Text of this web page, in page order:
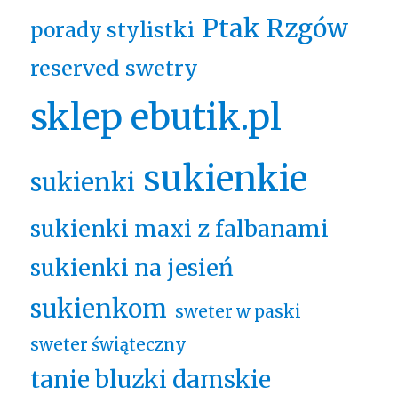
porady stylistki Ptak Rzgów
reserved swetry
sklep ebutik.pl
sukienki sukienkie
sukienki maxi z falbanami
sukienki na jesień
sukienkom sweter w paski
sweter świąteczny
tanie bluzki damskie